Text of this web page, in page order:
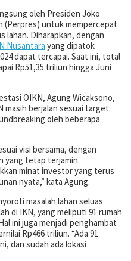
oleh Presiden Joko
(Perpres) untuk mempercepat
lahan. Diharapkan, dengan
Nusantara yang dipatok
dapat tercapai. Saat ini, total
Rp51,35 triliun hingga Juni
OIKN, Agung Wicaksono,
masih berjalan sesuai target.
oleh beberapa
visi bersama, dengan
yang tetap terjamin.
minat investor yang terus
nyata,” kata Agung.
masalah lahan seluas
di IKN, yang meliputi 91 rumah
ini juga menjadi penghambat
Rp466 triliun. “Ada 91
dan sudah ada lokasi